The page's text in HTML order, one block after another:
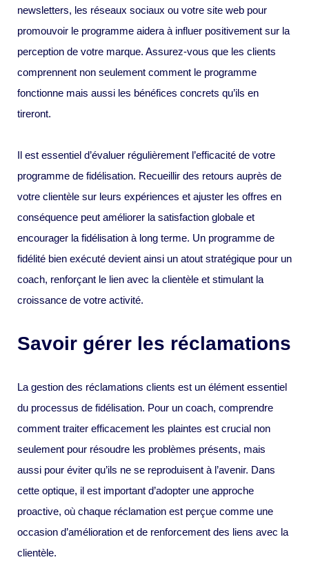
newsletters, les réseaux sociaux ou votre site web pour
promouvoir le programme aidera à influer positivement sur la
perception de votre marque. Assurez-vous que les clients
comprennent non seulement comment le programme
fonctionne mais aussi les bénéfices concrets qu’ils en
tireront.
Il est essentiel d’évaluer régulièrement l’efficacité de votre
programme de fidélisation. Recueillir des retours auprès de
votre clientèle sur leurs expériences et ajuster les offres en
conséquence peut améliorer la satisfaction globale et
encourager la fidélisation à long terme. Un programme de
fidélité bien exécuté devient ainsi un atout stratégique pour un
coach, renforçant le lien avec la clientèle et stimulant la
croissance de votre activité.
Savoir gérer les réclamations
La gestion des réclamations clients est un élément essentiel
du processus de fidélisation. Pour un coach, comprendre
comment traiter efficacement les plaintes est crucial non
seulement pour résoudre les problèmes présents, mais
aussi pour éviter qu’ils ne se reproduisent à l’avenir. Dans
cette optique, il est important d’adopter une approche
proactive, où chaque réclamation est perçue comme une
occasion d’amélioration et de renforcement des liens avec la
clientèle.